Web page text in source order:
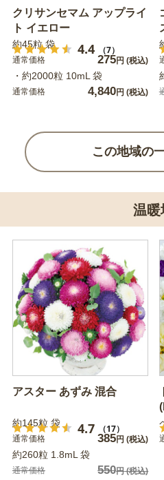
クリサンセマム アップライ
ト イエロー
4.4 （7）
約45粒 袋
通常価格 275円 (税込)
・約2000粒 10mL 袋
通常価格 4,840円 (税込)
この地域の
温暖
アスター あずみ 混合
4.7 （17）
約145粒 袋
通常価格 385円 (税込)
約260粒 1.8mL 袋
通常価格 550円(税込)